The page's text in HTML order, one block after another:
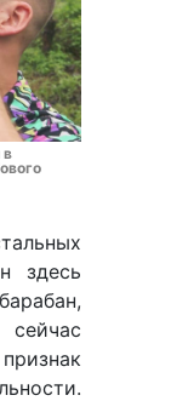
в
здесь